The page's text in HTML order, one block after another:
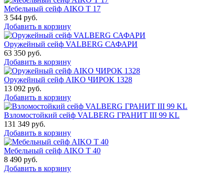
Мебельный сейф AIKO Т 17
3 544 руб.
Добавить в корзину
Оружейный сейф VALBERG САФАРИ
63 350 руб.
Добавить в корзину
Оружейный сейф AIKO ЧИРОК 1328
13 092 руб.
Добавить в корзину
Взломостойкий сейф VALBERG ГРАНИТ III 99 KL
131 349 руб.
Добавить в корзину
Мебельный сейф AIKO Т 40
8 490 руб.
Добавить в корзину